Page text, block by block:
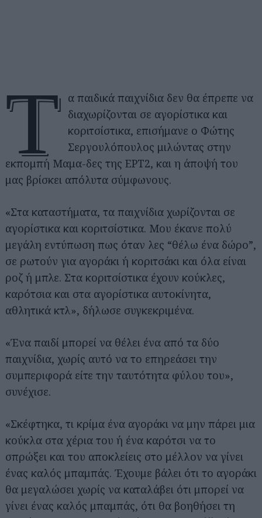
Τ
α παιδικά παιχνίδια δεν θα έπρεπε να
διαχωρίζονται σε αγορίστικα και
κοριτσίστικα, επισήμανε ο Φώτης
Σεργουλόπουλος μιλώντας στην
εκπομπή Μαμα-δες της ΕΡΤ2, και η άποψή του
μας βρίσκει απόλυτα σύμφωνους.
«Στα καταστήματα, τα παιχνίδια χωρίζονται σε
αγορίστικα και κοριτσίστικα. Μου έκανε πολύ
μεγάλη εντύπωση πως όταν λες “θέλω ένα δώρο”,
σε ρωτούν για αγοράκι ή κοριτσάκι και όλα είναι
ροζ ή μπλε. Στα κοριτσίστικα έχουν κούκλες,
καρότσια και στα αγορίστικα αυτοκίνητα,
αθλητικά κτλ», δήλωσε συγκεκριμένα.
«Ένα παιδί μπορεί να θέλει ένα από τα δύο
παιχνίδια, χωρίς αυτό να το επηρεάσει την
συμπεριφορά είτε την ταυτότητα φύλου του»,
συνέχισε.
«Σκέφτηκα, τι κρίμα ένα αγοράκι να μην πάρει μια
κούκλα στα χέρια του ή ένα καρότσι να το
σπρώξει και του αποκλείεις στο μέλλον να γίνει
ένας καλός μπαμπάς. Έχουμε βάλει ότι το αγοράκι
θα μεγαλώσει χωρίς να καταλάβει ότι μπορεί να
γίνει ένας καλός μπαμπάς, ότι θα βοηθήσει τη